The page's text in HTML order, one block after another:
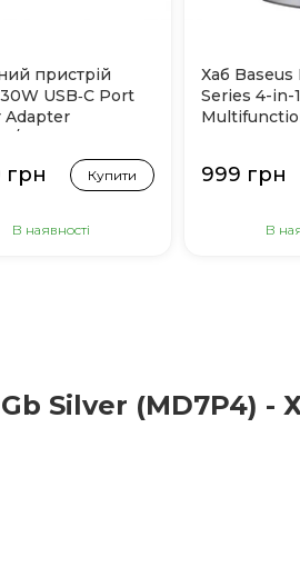
пристрій
USB‑C Port
Adapter
MW2G3)
грн Купити
В наявності
Хаб Baseus
Series 4-in-1
999 грн
В
Silver (MD7P4) -